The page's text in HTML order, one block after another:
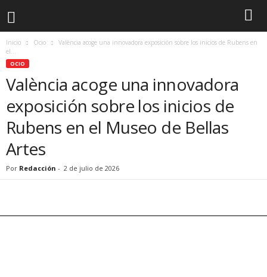
Inicio Ocio
València acoge una innovadora exposición sobre los inicios de Rubens en
el...
OCIO
València acoge una innovadora
exposición sobre los inicios de
Rubens en el Museo de Bellas
Artes
Por Redacción - 2 de julio de 2026